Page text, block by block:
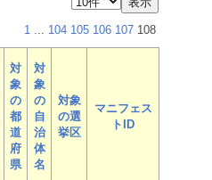
1 ... 104 105 106 107 108
対
象
の
都
道
府
県
対
象
の
自
治
体
名
対象
の選
挙区
マニフェス
トID